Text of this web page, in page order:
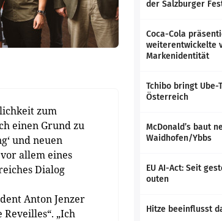
zum
einen Grund zu
und neuen
allem eines
Dialog
Anton Jenzer
„Ich
der Salzburger
Coca-Cola
weiterentwickelte
Markenidentität
Tchibo bringt Ube-
Österreich
McDonald’s baut
Waidhofen/Ybbs
EU AI-Act: Seit
outen
Hitze beeinflusst